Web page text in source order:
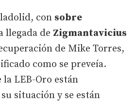
con sobre
llegada de Zigmantavicius
de Mike Torres,
como se preveía.
LEB-Oro están
situación y se están